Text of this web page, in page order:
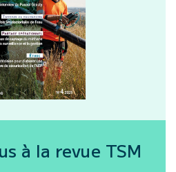
à la revue TSM